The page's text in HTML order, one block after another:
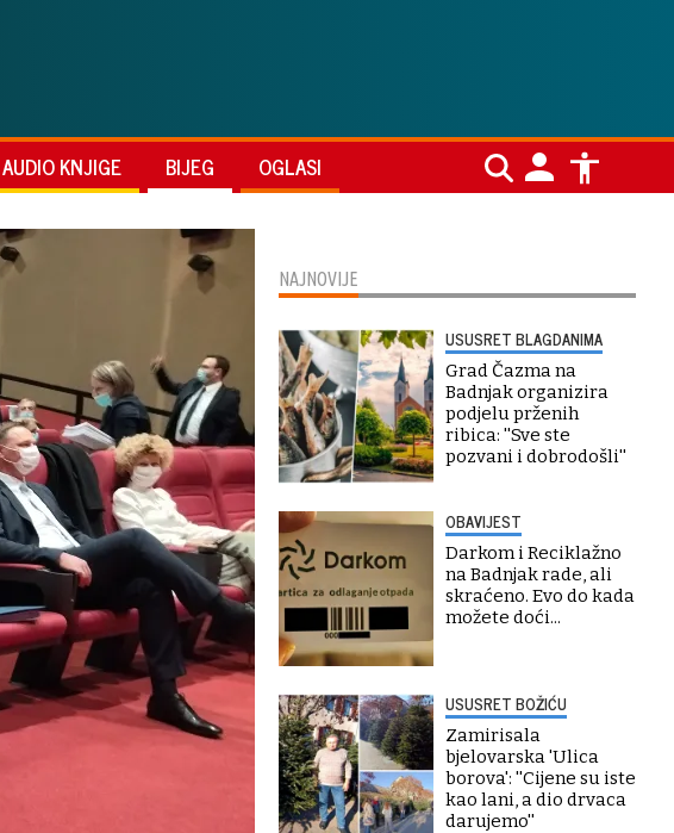
AUDIO KNJIGE BIJEG OGLASI
NAJNOVIJE
USUSRET BLAGDANIMA
Grad Čazma na
Badnjak organizira
podjelu prženih
ribica: ''Sve ste
pozvani i dobrodošli''
OBAVIJEST
Darkom i Reciklažno
na Badnjak rade, ali
skraćeno. Evo do kada
možete doći...
USUSRET BOŽIĆU
Zamirisala
bjelovarska 'Ulica
borova': ''Cijene su iste
kao lani, a dio drvaca
darujemo''